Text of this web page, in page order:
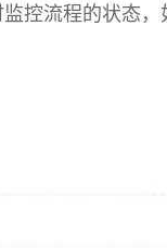
控流程的状态